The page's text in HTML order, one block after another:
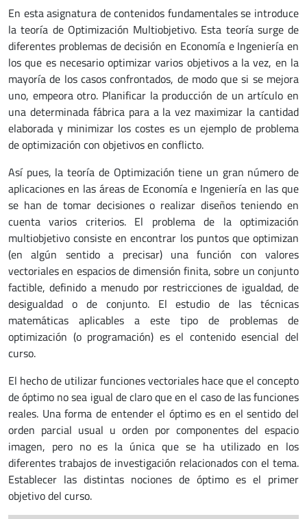
En esta asignatura de contenidos fundamentales se introduce
la teoría de Optimización Multiobjetivo. Esta teoría surge de
diferentes problemas de decisión en Economía e Ingeniería en
los que es necesario optimizar varios objetivos a la vez, en la
mayoría de los casos confrontados, de modo que si se mejora
uno, empeora otro. Planificar la producción de un artículo en
una determinada fábrica para a la vez maximizar la cantidad
elaborada y minimizar los costes es un ejemplo de problema
de optimización con objetivos en conflicto.
Así pues, la teoría de Optimización tiene un gran número de
aplicaciones en las áreas de Economía e Ingeniería en las que
se han de tomar decisiones o realizar diseños teniendo en
cuenta varios criterios. El problema de la optimización
multiobjetivo consiste en encontrar los puntos que optimizan
(en algún sentido a precisar) una función con valores
vectoriales en espacios de dimensión finita, sobre un conjunto
factible, definido a menudo por restricciones de igualdad, de
desigualdad o de conjunto. El estudio de las técnicas
matemáticas aplicables a este tipo de problemas de
optimización (o programación) es el contenido esencial del
curso.
El hecho de utilizar funciones vectoriales hace que el concepto
de óptimo no sea igual de claro que en el caso de las funciones
reales. Una forma de entender el óptimo es en el sentido del
orden parcial usual u orden por componentes del espacio
imagen, pero no es la única que se ha utilizado en los
diferentes trabajos de investigación relacionados con el tema.
Establecer las distintas nociones de óptimo es el primer
objetivo del curso.